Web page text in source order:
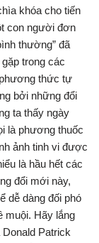
khóa cho tiến
con người đơn
thường” đã
trong các
thức tự
bởi những đổi
ta thấy ngày
là phương thuốc
ảnh tinh vi được
là hầu hết các
đổi mới này,
dễ dàng đối phó
muội. Hãy lắng
Patrick